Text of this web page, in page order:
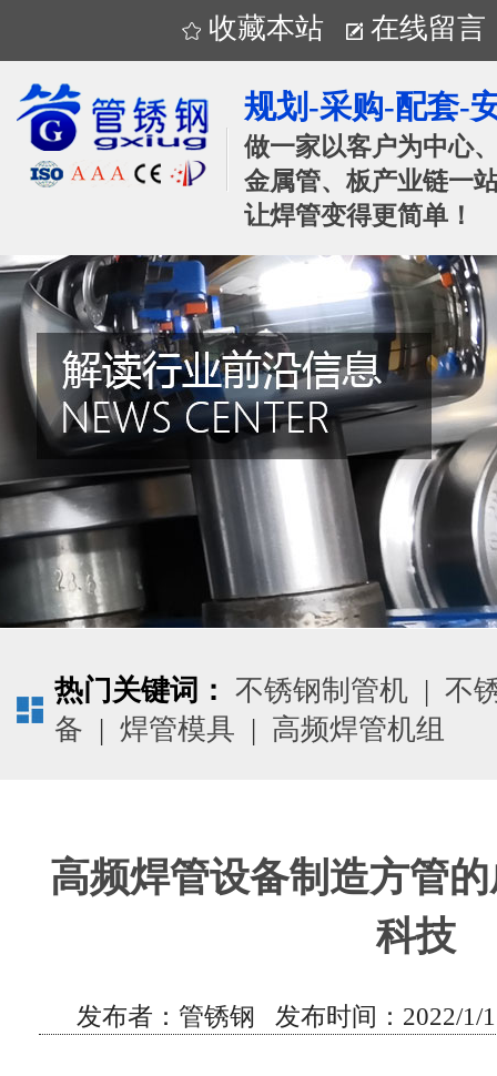
收藏本站 在线留言
规划-采购-配套-
做一家以客户为中心
金属管、板产业链一
让焊管变得更简单！
热门关键词： 不锈钢制管机 | 不
备 | 焊管模具 | 高频焊管机组
高频焊管设备制造方管
科技
发布者：管锈钢 发布时间：2022/1/